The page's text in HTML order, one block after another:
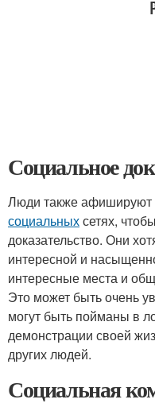
Социальное
Люди также афишируют
социальныхсетях,
доказательство. Они
интересной и
интересные места и
Это может быть очень
могут быть пойманы в
демонстрации своей
других людей.
Социальная